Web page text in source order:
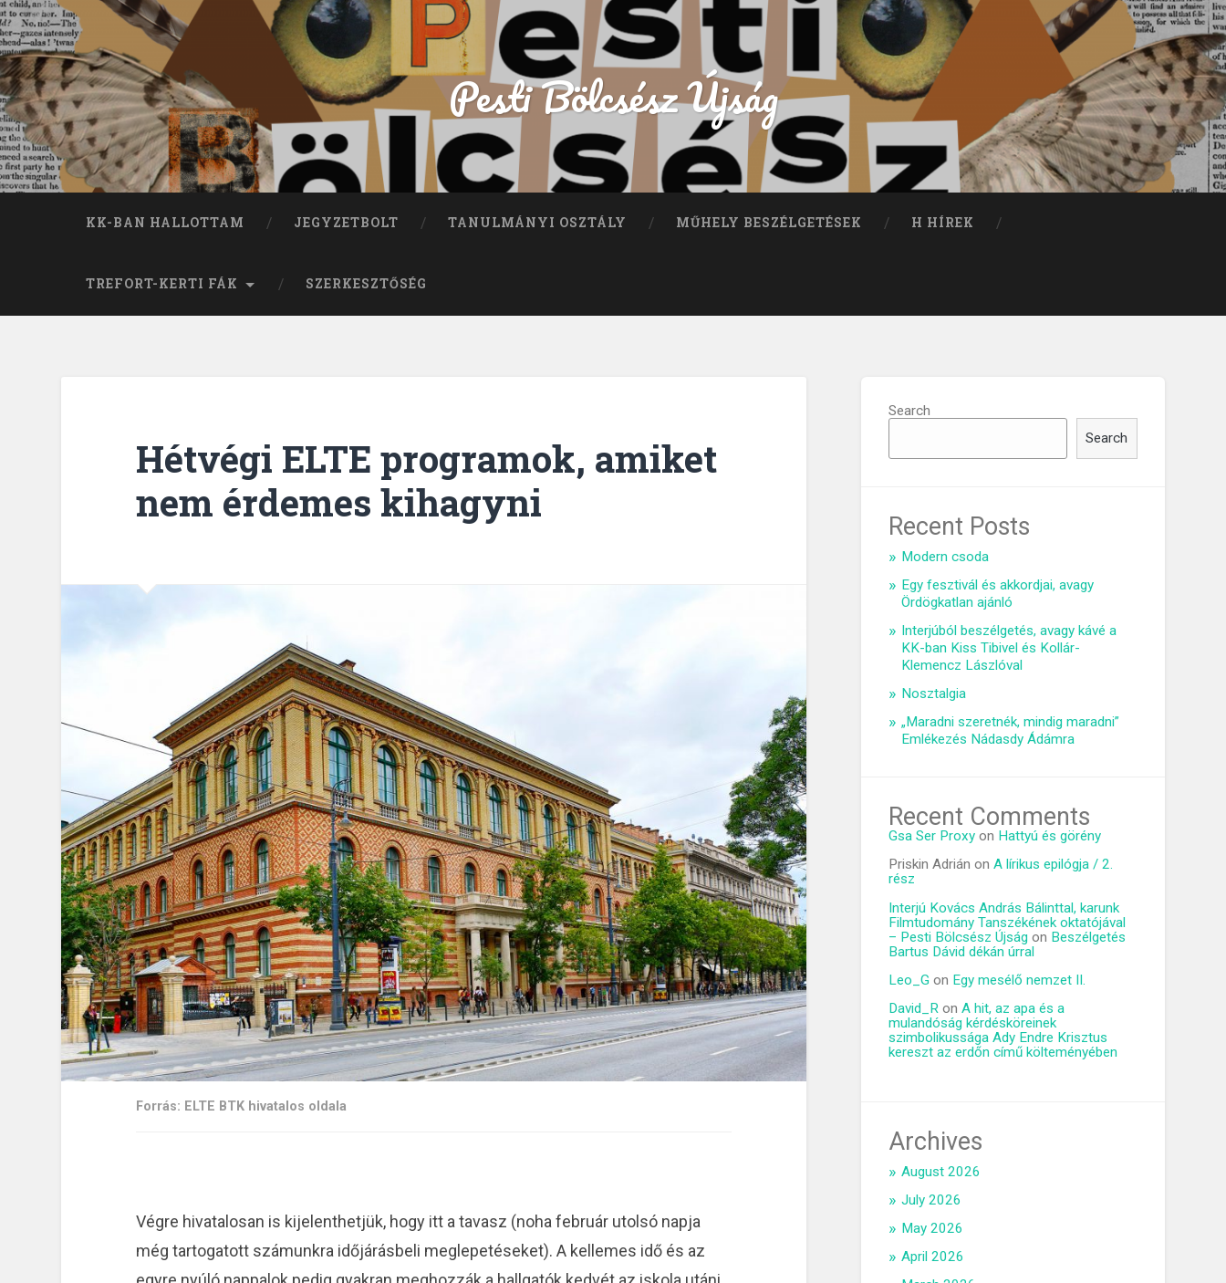
Pesti Bölcsész Újság
KK-BAN HALLOTTAM JEGYZETBOLT TANULMÁNYI OSZTÁLY MŰHELY BESZÉLGETÉSEK H HÍREK
TREFORT-KERTI FÁK SZERKESZTŐSÉG
Hétvégi ELTE programok, amiket
nem érdemes kihagyni
Forrás: ELTE BTK hivatalos oldala
Végre hivatalosan is kijelenthetjük, hogy itt a tavasz (noha február utolsó napja
még tartogatott számunkra időjárásbeli meglepetéseket). A kellemes idő és az
Search
Search
Recent Posts
Modern csoda
Egy fesztivál és akkordjai, avagy
Ördögkatlan ajánló
Interjúból beszélgetés, avagy kávé a
KK-ban Kiss Tibivel és Kollár-
Klemencz Lászlóval
Nosztalgia
„Maradni szeretnék, mindig maradni”
Emlékezés Nádasdy Ádámra
Recent Comments
Gsa Ser Proxy on Hattyú és görény
Priskin Adrián onA lírikus epilógja / 2.
rész
Interjú Kovács András Bálinttal, karunk
Filmtudomány Tanszékének oktatójával
– Pesti Bölcsész Újság on Beszélgetés
Bartus Dávid dékán úrral
Leo_G on Egy mesélő nemzet II.
David_R onA hit, az apa és a
mulandóság kérdésköreinek
szimbolikussága Ady Endre Krisztus
kereszt az erdőn című költeményében
Archives
August 2026
July 2026
May 2026
April 2026